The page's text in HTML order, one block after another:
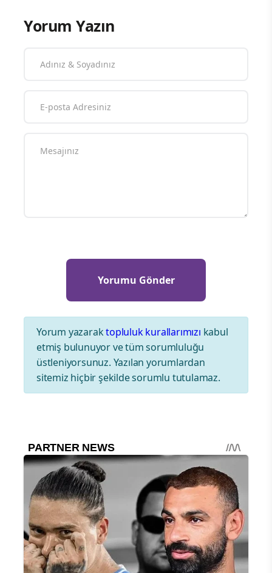
Yorum Yazın
Yorum yazaraktopluluk kurallarımızı kabul
etmiş bulunuyor ve tüm sorumluluğu
üstleniyorsunuz. Yazılan yorumlardan
sitemiz hiçbir şekilde sorumlu tutulamaz.